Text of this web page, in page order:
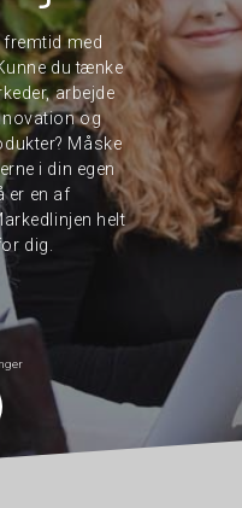
fremtid med
du tænke
arbejde
og
Måske
i din egen
er en af
helt
dig.